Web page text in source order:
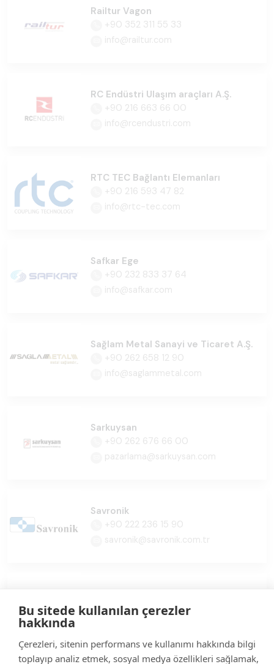
Railtur Vagon
+90 352 311 55 33
info@railtur.com
RC Endüstri Ulaşım araçları A.Ş.
+90 216 663 66 00
info@rcendustri.com
RTC TEC Bağlantı Elemanları
+90 216 593 47 82
info@rtc-tec.com
Safkar Ege
+90 232 833 37 64
info@safkar.com
Sağlam Metal Sanayi ve Ticaret A.Ş.
+90 262 658 12 90
info@saglammetal.com
Sarkuysan
+90 262 676 66 00
pazarlama@sarkuysan.com
Savronik
+90 222 236 15 90
savronik@savronik.com.tr
+90 216 575 11 62
Bu sitede kullanılan çerezler
hakkında
Çerezleri, sitenin performans ve kullanımı hakkında bilgi
toplayıp analiz etmek, sosyal medya özellikleri sağlamak,